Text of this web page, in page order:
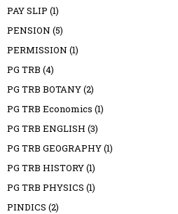
PAY SLIP (1)
PENSION (5)
PERMISSION (1)
PG TRB (4)
PG TRB BOTANY(2)
PG TRB Economics (1)
PG TRB ENGLISH (3)
PG TRB GEOGRAPHY(1)
PG TRB HISTORY(1)
PG TRB PHYSICS (1)
PINDICS (2)